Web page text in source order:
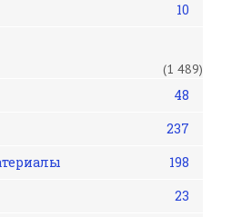
10
(1 489)
48
237
198
23